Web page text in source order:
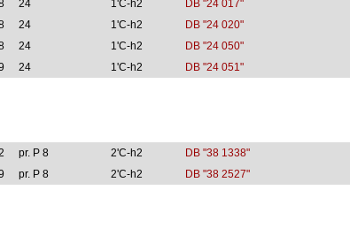
24 1'C-h2
DB "24 017"
24 1'C-h2
DB "24 020"
24 1'C-h2
DB "24 050"
24 1'C-h2 DB "24 051"
pr. P 8 2'C-h2
DB "38 1338"
pr. P 8 2'C-h2 DB "38 2527"